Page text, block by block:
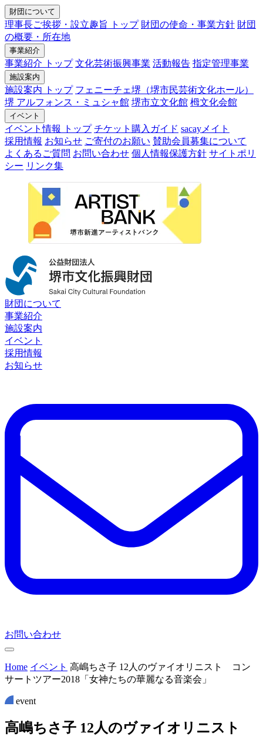
財団について
理事長ご挨拶・設立趣旨 トップ 財団の使命・事業方針 財団
の概要・所在地
事業紹介
事業紹介 トップ 文化芸術振興事業 活動報告 指定管理事業
施設案内
施設案内 トップ フェニーチェ堺（堺市民芸術文化ホール）
堺 アルフォンス・ミュシャ館 堺市立文化館 栂文化会館
イベント
イベント情報 トップ チケット購入ガイド sacayメイト
採用情報 お知らせ ご寄付のお願い 賛助会員募集について
よくあるご質問 お問い合わせ 個人情報保護方針 サイトポリ
シー リンク集
財団について
事業紹介
施設案内
イベント
採用情報
お知らせ
お問い合わせ
Home イベント 高嶋ちさ子 12人のヴァイオリニスト コン
サートツアー2018「女神たちの華麗なる音楽会」
event
高嶋ち さ子 12人のヴァイオ リ ニス ト